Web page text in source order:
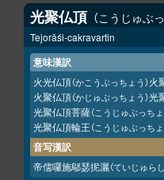
光聚仏頂 こうじゅぶ
Tejorāśi-cakravartin
意味漢訳
火光仏頂（かこうぶっちょう）火
火聚仏頂（かじゅぶっちょう）光
光聚仏頂菩薩（こうじゅぶっち
光聚仏頂輪王（こうじゅぶっち
音写漢訳
帝儒囉施鄔瑟抳灑（ていじゅら